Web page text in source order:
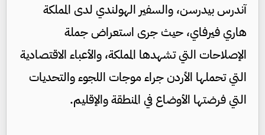
آندرس بيدرسن، والسفير الهولندي لدى المملكة
هاري فيرفاي، حيث جرى استعراض جملة
الإصلاحات التي تشهدها المملكة، والأعباء الاقتصادية
التي تحملها الأردن جراء موجات اللجوء والتحديات
التي فرضتها الأوضاع في المنطقة والإقليم.